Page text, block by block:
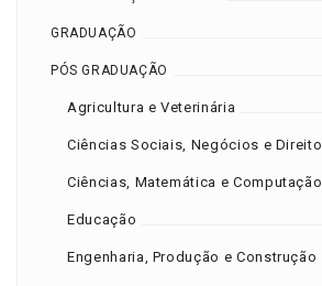
GRADUAÇÃO
PÓS GRADUAÇÃO
Agricultura e Veterinária
Ciências Sociais, Negócios e Direito
Ciências, Matemática e Computação
Educação
Engenharia, Produção e Construção